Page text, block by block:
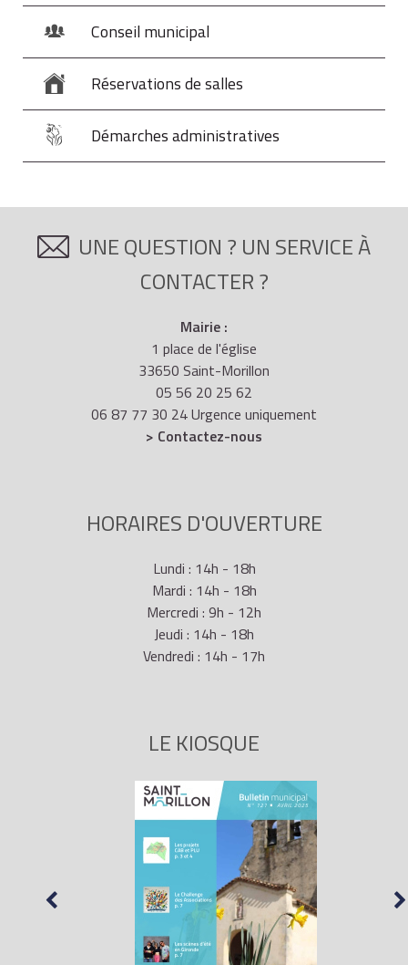
Conseil municipal
Réservations de salles
Démarches administratives
UNE QUESTION ? UN SERVICE À
CONTACTER ?
Mairie :
1 place de l'église
33650 Saint-Morillon
05 56 20 25 62
06 87 77 30 24 Urgence uniquement
> Contactez-nous
HORAIRES D'OUVERTURE
Lundi : 14h - 18h
Mardi : 14h - 18h
Mercredi : 9h - 12h
Jeudi : 14h - 18h
Vendredi : 14h - 17h
LE KIOSQUE